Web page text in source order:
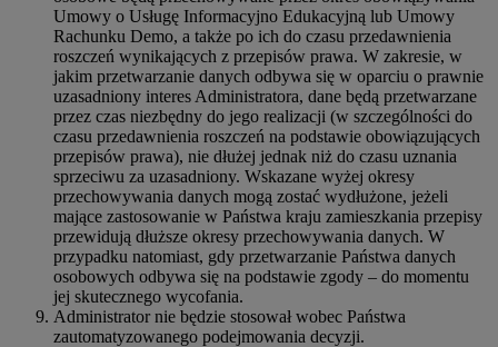
Umowy o Usługę Informacyjno Edukacyjną lub Umowy
Rachunku Demo, a także po ich do czasu przedawnienia
roszczeń wynikających z przepisów prawa. W zakresie, w
jakim przetwarzanie danych odbywa się w oparciu o prawnie
uzasadniony interes Administratora, dane będą przetwarzane
przez czas niezbędny do jego realizacji (w szczególności do
czasu przedawnienia roszczeń na podstawie obowiązujących
przepisów prawa), nie dłużej jednak niż do czasu uznania
sprzeciwu za uzasadniony. Wskazane wyżej okresy
przechowywania danych mogą zostać wydłużone, jeżeli
mające zastosowanie w Państwa kraju zamieszkania przepisy
przewidują dłuższe okresy przechowywania danych. W
przypadku natomiast, gdy przetwarzanie Państwa danych
osobowych odbywa się na podstawie zgody – do momentu
jej skutecznego wycofania.
Administrator nie będzie stosował wobec Państwa
zautomatyzowanego podejmowania decyzji.